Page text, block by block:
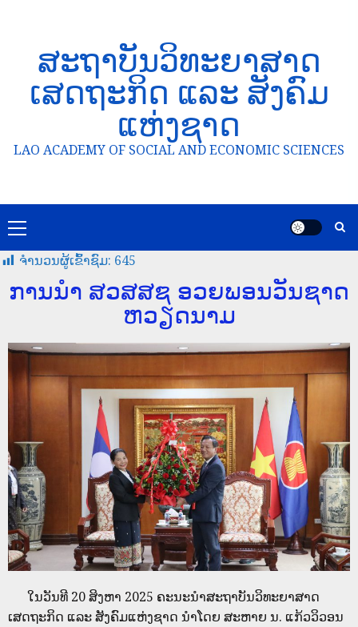
ສະຖາບັນວິທະຍາສາດ
ເສດຖະກິດ ແລະ ສັງຄົມ
ແຫ່ງຊາດ
LAO ACADEMY OF SOCIAL AND ECONOMIC SCIENCES
ຈໍານວນຜູ້ເຂົ້າຊົມ: 645
ການນຳ ສວສສຊ ອວຍພອນວັນຊາດ
ຫວຽດນາມ
ໃນວັນທີ 20 ສິງຫາ 2025 ຄະນະນໍາສະຖາບັນວິທະຍາສາດ
ເສດຖະກິດ ແລະ ສັງຄົມແຫ່ງຊາດ ນຳໂດຍ ສະຫາຍ ນ. ແກ້ວວິວອນ